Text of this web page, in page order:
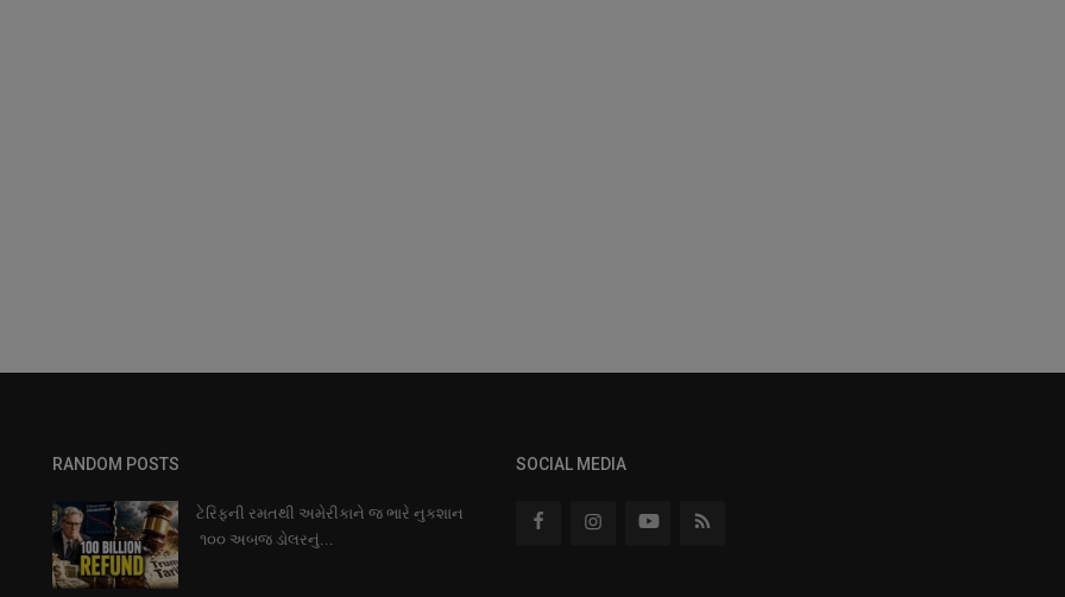
RANDOM POSTS
ટેરિફની રમતથી અમેરીકાને જ ભારે નુકશાન
૧૦૦ અબજ ડોલરનું...
SOCIAL MEDIA